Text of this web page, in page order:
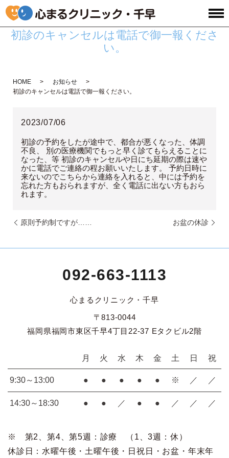
初診のキャンセルは電話で御一報くださ
い。
HOME
お知らせ
初診のキャンセルは電話で御一報ください。
2023/07/06
初診の予約をしたが途中で、都合が悪くなった、体調
不良、 別の医療機関でもっと早く診てもらえることに
なった、等 初診のキャンセルや日にち延期の際は速や
かに電話でご連絡の程お願いいたします。 予約日時に
来ないのでこちらから連絡を入れると、中には予約を
忘れた方もおられますが、全く電話に出ない方もおら
れます。
原則予約制ですが…… お盆の休診
092-663-1113
心まるクリニック・千早
〒813-0044
福岡県福岡市東区千早4丁目22-37 Eタクビル2階
月 火 水 木 金 土 日 祝
9:30～13:00 ● ● ● ● ● ※ ／ ／
14:30～18:30 ● ● ／ ● ● ／ ／ ／
※ 第2、第4、第5週：診療 （1、3週：休）
休診日：水曜午後・土曜午後・日祝日・お盆・年末年